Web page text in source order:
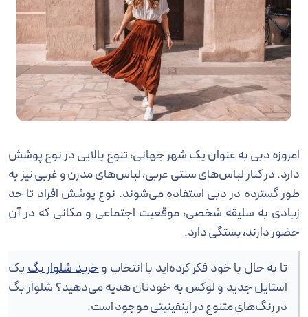
امروزه دبی به عنوان یک شهر جهانی، تنوع بالایی در نوع پوشش
دارد. در کنار لباس‌های سنتی عربی، لباس‌های مدرن و غربی نیز به
طور گسترده در دبی استفاده می‌شوند. نوع پوشش افراد تا حد
زیادی به سلیقه شخصی، موقعیت اجتماعی و مکانی که در آن
حضور دارند، بستگی دارد.
تا به حال با خود فکر کرده‌اید با انتخاب وخرید شلوار بگیک
استایل جدید و لوکس به خودتان هدیه می‌دهید؟ شلوار بگ
در رنگ‌های متنوع در اینفینیتی موجود است.